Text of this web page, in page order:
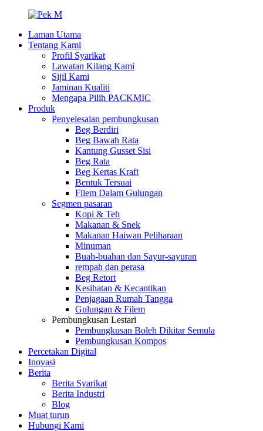
Laman Utama
Tentang Kami
Profil Syarikat
Lawatan Kilang Kami
Sijil Kami
Jaminan Kualiti
Mengapa Pilih PACKMIC
Produk
Penyelesaian pembungkusan
Beg Berdiri
Beg Bawah Rata
Kantung Gusset Sisi
Beg Rata
Beg Kertas Kraft
Bentuk Tersuai
Filem Dalam Gulungan
Segmen pasaran
Kopi & Teh
Makanan & Snek
Makanan Haiwan Peliharaan
Minuman
Buah-buahan dan Sayur-sayuran
rempah dan perasa
Beg Retort
Kesihatan & Kecantikan
Penjagaan Rumah Tangga
Gulungan & Filem
Pembungkusan Lestari
Pembungkusan Boleh Dikitar Semula
Pembungkusan Kompos
Percetakan Digital
Inovasi
Berita
Berita Syarikat
Berita Industri
Blog
Muat turun
Hubungi Kami